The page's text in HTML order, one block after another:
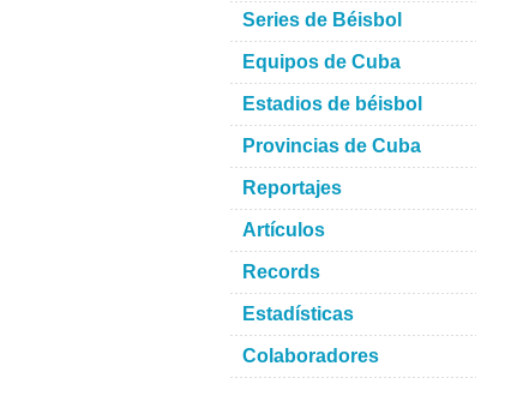
Series de Béisbol
Equipos de Cuba
Estadios de béisbol
Provincias de Cuba
Reportajes
Artículos
Records
Estadísticas
Colaboradores